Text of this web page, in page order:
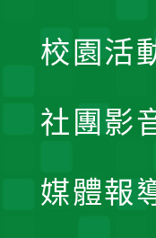
校園活
社團影
媒體報